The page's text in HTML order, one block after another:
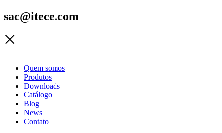
sac@itece.com
Quem somos
Produtos
Downloads
Catálogo
Blog
News
Contato